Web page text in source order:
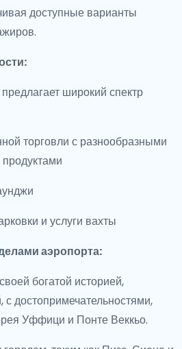
доступные варианты
широкий спектр
торговли с разнообразными
и услуги вахты
аэропорта:
богатой историей,
с достопримечательностями,
Уффици и Понте Веккьо.